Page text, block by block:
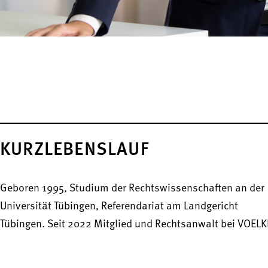
KURZLEBENSLAUF
Geboren 1995, Studium der Rechtswissenschaften an der
Universität Tübingen, Referendariat am Landgericht
Tübingen. Seit 2022 Mitglied und Rechtsanwalt bei